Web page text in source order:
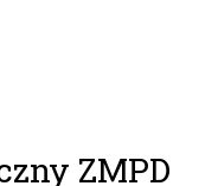
ZMPD